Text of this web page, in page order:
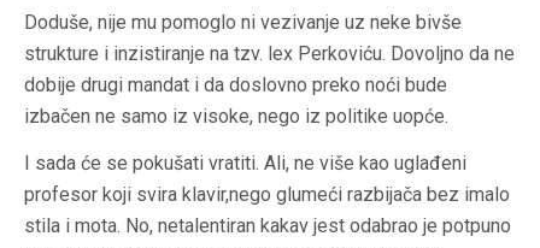
Doduše, nije mu pomoglo ni vezivanje uz neke bivše
strukture i inzistiranje na tzv. lex Perkoviću. Dovoljno da ne
dobije drugi mandat i da doslovno preko noći bude
izbačen ne samo iz visoke, nego iz politike uopće.
I sada će se pokušati vratiti. Ali, ne više kao uglađeni
profesor koji svira klavir,nego glumeći razbijača bez imalo
stila i mota. No, netalentiran kakav jest odabrao je potpuno